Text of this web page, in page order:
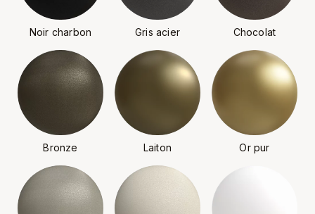
Noir charbon Gris acier Chocolat
Bronze Laiton Or pur